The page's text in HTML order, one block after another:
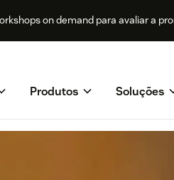
on demand para avaliar a
Produtos Soluções